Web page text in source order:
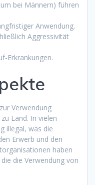
bei Männern) führen
Anwendung.
Aggressivität
Erkrankungen.
Verwendung
Land. In vielen
illegal, was die
Erwerb und den
haben
die Verwendung von